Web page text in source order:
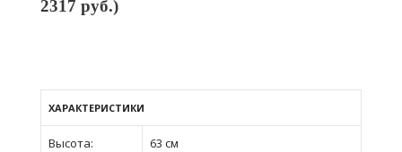
2317 руб.)
ХАРАКТЕРИСТИКИ
Высота: 63 см